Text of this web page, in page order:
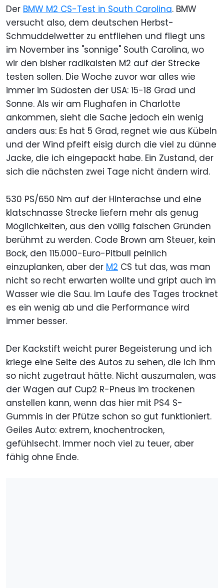
Der BMW M2 CS-Test in South Carolina. BMW
versucht also, dem deutschen Herbst-
Schmuddelwetter zu entfliehen und fliegt uns
im November ins "sonnige" South Carolina, wo
wir den bisher radikalsten M2 auf der Strecke
testen sollen. Die Woche zuvor war alles wie
immer im Südosten der USA: 15-18 Grad und
Sonne. Als wir am Flughafen in Charlotte
ankommen, sieht die Sache jedoch ein wenig
anders aus: Es hat 5 Grad, regnet wie aus Kübeln
und der Wind pfeift eisig durch die viel zu dünne
Jacke, die ich eingepackt habe. Ein Zustand, der
sich die nächsten zwei Tage nicht ändern wird.
530 PS/650 Nm auf der Hinterachse und eine
klatschnasse Strecke liefern mehr als genug
Möglichkeiten, aus den völlig falschen Gründen
berühmt zu werden. Code Brown am Steuer, kein
Bock, den 115.000-Euro-Pitbull peinlich
einzuplanken, aber der M2 CS tut das, was man
nicht so recht erwarten wollte und gript auch im
Wasser wie die Sau. Im Laufe des Tages trocknet
es ein wenig ab und die Performance wird
immer besser.
Der Kackstift weicht purer Begeisterung und ich
kriege eine Seite des Autos zu sehen, die ich ihm
so nicht zugetraut hätte. Nicht auszumalen, was
der Wagen auf Cup2 R-Pneus im trockenen
anstellen kann, wenn das hier mit PS4 S-
Gummis in der Pfütze schon so gut funktioniert.
Geiles Auto: extrem, knochentrocken,
gefühlsecht. Immer noch viel zu teuer, aber
fähig ohne Ende.